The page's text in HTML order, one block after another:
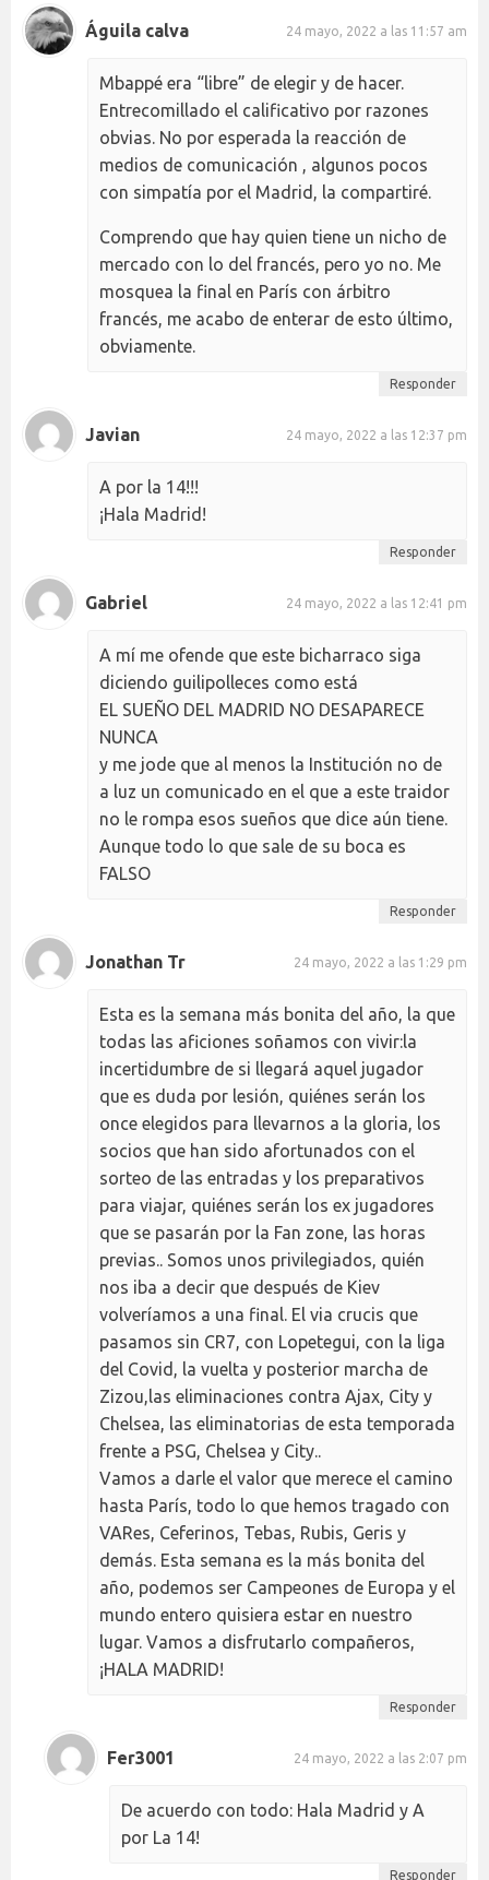
Águila calva 24 mayo, 2022 a las 11:57 am
Mbappé era “libre” de elegir y de hacer.
Entrecomillado el calificativo por razones
obvias. No por esperada la reacción de
medios de comunicación , algunos pocos
con simpatía por el Madrid, la compartiré.
Comprendo que hay quien tiene un nicho de
mercado con lo del francés, pero yo no. Me
mosquea la final en París con árbitro
francés, me acabo de enterar de esto último,
obviamente.
Responder
Javian 24 mayo, 2022 a las 12:37 pm
A por la 14!!!
¡Hala Madrid!
Responder
Gabriel 24 mayo, 2022 a las 12:41 pm
A mí me ofende que este bicharraco siga
diciendo guilipolleces como está
EL SUEÑO DEL MADRID NO DESAPARECE
NUNCA
y me jode que al menos la Institución no de
a luz un comunicado en el que a este traidor
no le rompa esos sueños que dice aún tiene.
Aunque todo lo que sale de su boca es
FALSO
Responder
Jonathan Tr 24 mayo, 2022 a las 1:29 pm
Esta es la semana más bonita del año, la que
todas las aficiones soñamos con vivir:la
incertidumbre de si llegará aquel jugador
que es duda por lesión, quiénes serán los
once elegidos para llevarnos a la gloria, los
socios que han sido afortunados con el
sorteo de las entradas y los preparativos
para viajar, quiénes serán los ex jugadores
que se pasarán por la Fan zone, las horas
previas.. Somos unos privilegiados, quién
nos iba a decir que después de Kiev
volveríamos a una final. El via crucis que
pasamos sin CR7, con Lopetegui, con la liga
del Covid, la vuelta y posterior marcha de
Zizou,las eliminaciones contra Ajax, City y
Chelsea, las eliminatorias de esta temporada
frente a PSG, Chelsea y City..
Vamos a darle el valor que merece el camino
hasta París, todo lo que hemos tragado con
VARes, Ceferinos, Tebas, Rubis, Geris y
demás. Esta semana es la más bonita del
año, podemos ser Campeones de Europa y el
mundo entero quisiera estar en nuestro
lugar. Vamos a disfrutarlo compañeros,
¡HALA MADRID!
Responder
Fer3001 24 mayo, 2022 a las 2:07 pm
De acuerdo con todo: Hala Madrid y A
por La 14!
Responder